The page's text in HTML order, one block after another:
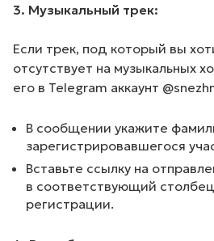
3. Музыкальный трек:
Если трек, под который вы
отсутствует на музыкальных
его в Telegram аккаунт
В сообщении укажите
зарегистрировавшегося
Вставьте ссылку на
в соответствующий
регистрации.